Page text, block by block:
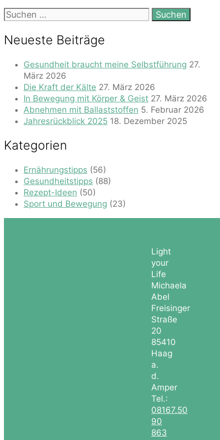
Suchen
nach:
Neueste Beiträge
Gesundheit braucht meine Selbstführung 27.
März 2026
Die Kraft der Kälte 27. März 2026
In Bewegung mit Körper & Geist 27. März 2026
Abnehmen mit Ballaststoffen 5. Februar 2026
Jahresrückblick 2025 18. Dezember 2025
Kategorien
Ernährungstipps (56)
Gesundheitstipps (88)
Rezept-Ideen (50)
Sport und Bewegung (23)
Light
your
Life
Michaela
Abel
Freisinger
Straße
20
85410
Haag
a.
d.
Amper
Tel.:
08167.50
90
863